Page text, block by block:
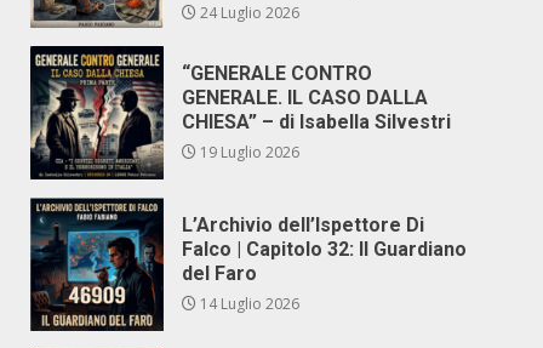
24 Luglio 2026
“GENERALE CONTRO
GENERALE. IL CASO DALLA
CHIESA” – di Isabella Silvestri
19 Luglio 2026
L’Archivio dell’Ispettore Di
Falco | Capitolo 32: Il Guardiano
del Faro
14 Luglio 2026